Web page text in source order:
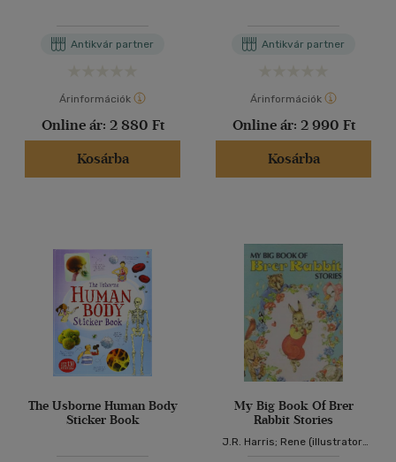
Antikvár partner
Árinformációk
Online ár: 2 880 Ft
Kosárba
Antikvár partner
Árinformációk
Online ár: 2 990 Ft
Kosárba
The Usborne Human Body
Sticker Book
My Big Book Of Brer
Rabbit Stories
J.R. Harris; Rene (illustrator)